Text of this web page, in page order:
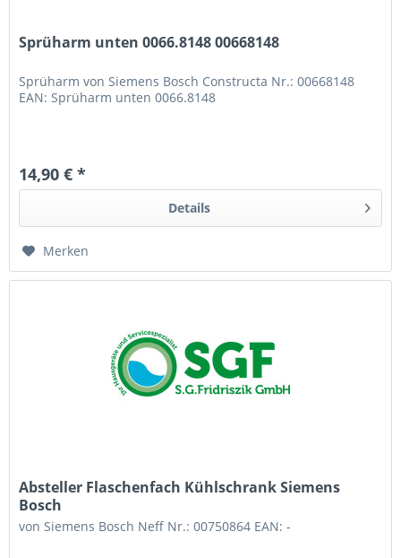
Sprüharm unten 0066.8148 00668148
Sprüharm von Siemens Bosch Constructa Nr.: 00668148
EAN: Sprüharm unten 0066.8148
14,90 € *
Details
Merken
Absteller Flaschenfach Kühlschrank Siemens
Bosch
von Siemens Bosch Neff Nr.: 00750864 EAN: -